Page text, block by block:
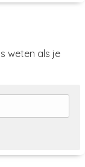
weten als je